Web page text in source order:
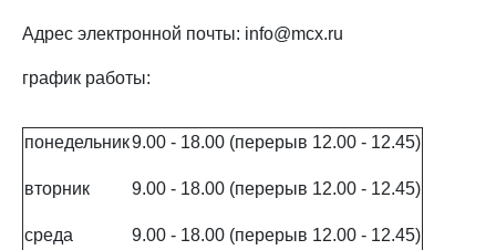
Адрес электронной почты: info@mcx.ru
график работы:
понедельник9.00 - 18.00 (перерыв 12.00 - 12.45)
вторник 9.00 - 18.00 (перерыв 12.00 - 12.45)
среда 9.00 - 18.00 (перерыв 12.00 - 12.45)